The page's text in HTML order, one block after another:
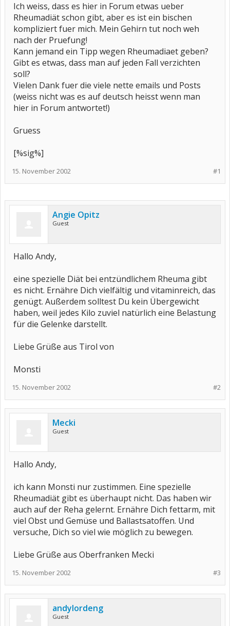
Ich weiss, dass es hier in Forum etwas ueber
Rheumadiät schon gibt, aber es ist ein bischen
kompliziert fuer mich. Mein Gehirn tut noch weh
nach der Pruefung!
Kann jemand ein Tipp wegen Rheumadiaet geben?
Gibt es etwas, dass man auf jeden Fall verzichten
soll?
Vielen Dank fuer die viele nette emails und Posts
(weiss nicht was es auf deutsch heisst wenn man
hier in Forum antwortet!)
Gruess
[%sig%]
#1
15. November 2002
Angie Opitz
Guest
Hallo Andy,
eine spezielle Diät bei entzündlichem Rheuma gibt
es nicht. Ernähre Dich vielfältig und vitaminreich, das
genügt. Außerdem solltest Du kein Übergewicht
haben, weil jedes Kilo zuviel natürlich eine Belastung
für die Gelenke darstellt.
Liebe Grüße aus Tirol von
Monsti
#2
15. November 2002
Mecki
Guest
Hallo Andy,
ich kann Monsti nur zustimmen. Eine spezielle
Rheumadiät gibt es überhaupt nicht. Das haben wir
auch auf der Reha gelernt. Ernähre Dich fettarm, mit
viel Obst und Gemüse und Ballastsatoffen. Und
versuche, Dich so viel wie möglich zu bewegen.
Liebe Grüße aus Oberfranken Mecki
#3
15. November 2002
andylordeng
Guest